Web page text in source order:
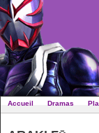
Accueil Dramas